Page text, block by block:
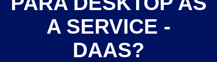
A SERVICE -
DAAS?